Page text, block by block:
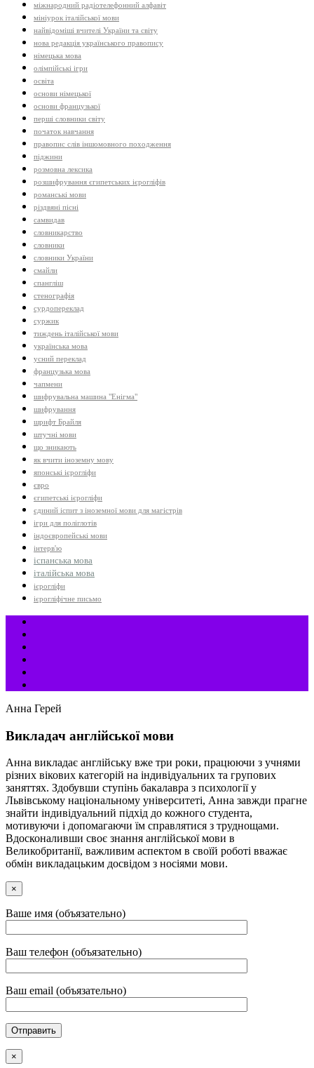
міжнародний радіотелефонний алфавіт
мініурок італійської мови
найвідоміші вчителі України та світу
нова редакція українського правопису
німецька мова
олімпійські ігри
освіта
основи німецької
основи французької
перші словники світу
початок навчання
правопис слів іншомовного походження
піджини
розмовна лексика
розшифрування єгипетських ієрогліфів
романські мови
різдвяні пісні
самвидав
словникарство
словники
словники України
смайли
спангліш
стенографія
сурдопереклад
суржик
тиждень італійської мови
українська мова
усний переклад
французька мова
чапмени
шифрувальна машина "Енігма"
шифрування
шрифт Брайля
штучні мови
що зникають
як вчити іноземну мову
японські ієрогліфи
євро
єгипетські ієрогліфи
єдиний іспит з іноземної мови для магістрів
ігри для поліглотів
індоєвропейські мови
інтерв'ю
іспанська мова
італійська мова
ієрогліфи
ієрогліфічне письмо
Анна Герей
Викладач англійської мови
Анна викладає англійську вже три роки, працюючи з учнями
різних вікових категорій на індивідуальних та групових
заняттях. Здобувши ступінь бакалавра з психології у
Львівському національному університеті, Анна завжди прагне
знайти індивідуальний підхід до кожного студента,
мотивуючи і допомагаючи їм справлятися з труднощами.
Вдосконаливши своє знання англійської мови в
Великобританії, важливим аспектом в своїй роботі вважає
обмін викладацьким досвідом з носіями мови.
×
Ваше имя (объязательно)
Ваш телефон (объязательно)
Ваш email (объязательно)
×